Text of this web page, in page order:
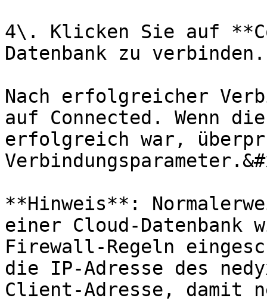
4\. Klicken Sie auf
Datenbank zu verbinden.
Nach erfolgreicher
auf Connected. Wenn
erfolgreich war,
**Hinweis**:
einer Cloud-Datenbank
Firewall-Regeln
die IP-Adresse des
Client-Adresse, damit